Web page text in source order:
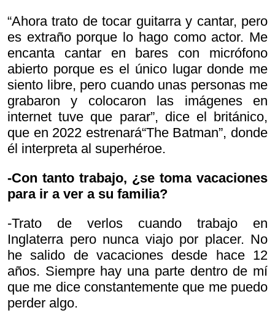
“Ahora trato de tocar guitarra y cantar, pero
es extraño porque lo hago como actor. Me
encanta cantar en bares con micrófono
abierto porque es el único lugar donde me
siento libre, pero cuando unas personas me
grabaron y colocaron las imágenes en
internet tuve que parar”, dice el británico,
que en 2022 estrenará“The Batman”, donde
él interpreta al superhéroe.
-Con tanto trabajo, ¿se toma vacaciones
para ir a ver a su familia?
-Trato de verlos cuando trabajo en
Inglaterra pero nunca viajo por placer. No
he salido de vacaciones desde hace 12
años. Siempre hay una parte dentro de mí
que me dice constantemente que me puedo
perder algo.